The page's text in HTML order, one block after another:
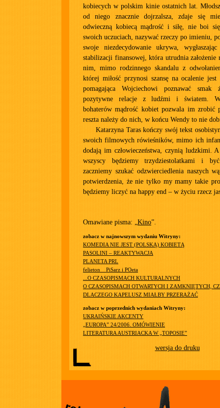
kobiecych w polskim kinie ostatnich lat.
od niego znacznie dojrzalsza, zdaje się
odwieczną kobiecą mądrość i siłę, nie boi
swoich uczuciach, nazywać rzeczy po imieniu,
swoje niezdecydowanie ukrywa,
stabilizacji finansowej, która utrudnia założenie
nim, mimo rodzinnego skandalu z
której miłość przynosi szansę na ocalenie
pomagająca Wojciechowi poznawać
pozytywne relacje z ludźmi i światem.
bohaterów mądrość kobiet pozwala im zrobić
reszta należy do nich, w końcu Wendy to nie
Katarzyna Taras kończy swój tekst
swoich filmowych rówieśników, mimo ich
dodają im człowieczeństwa, czynią ludzkimi.
wszyscy będziemy trzydziestolatkami i
zaczniemy szukać odzwierciedlenia naszych
potwierdzenia, że nie tylko my mamy takie
będziemy liczyć na happy end – w życiu rzecz
Omawiane pisma: „Kino”.
zobacz w najnowszym wydaniu Witryny:
KOMEDIA NIE JEST (POLSKĄ) KOBIETĄ
PASOLINI – REAKTYWACJA
PLANETA PRL
felieton__PiSarz i POeta
...O CZASOPISMACH KULTURALNYCH
O CZASOPISMACH OTWARTYCH I ZAMKNIĘTYCH,
DLACZEGO KAPELUSZ MIAŁBY PRZERAŻAĆ
zobacz w poprzednich wydaniach Witryny:
UKRAIŃSKIE AKCENTY
„EUROPA” 24/2006. OMÓWIENIE
LITERATURA AUSTRIACKA W „TOPOSIE”
wersja do druku